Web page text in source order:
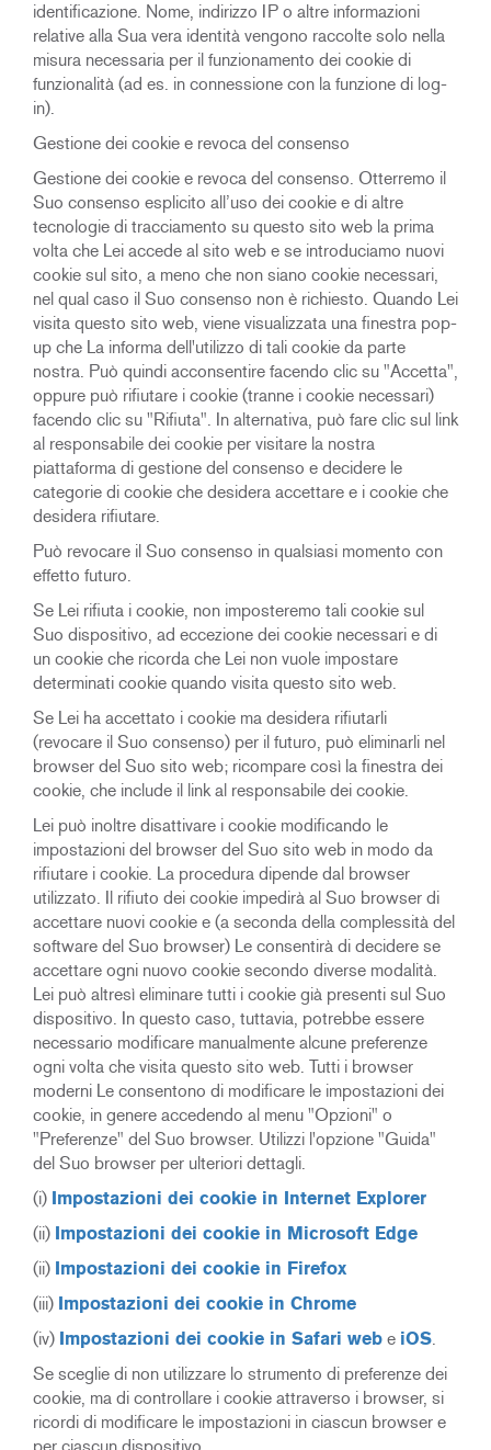
identificazione. Nome, indirizzo IP o altre informazioni
relative alla Sua vera identità vengono raccolte solo nella
misura necessaria per il funzionamento dei cookie di
funzionalità (ad es. in connessione con la funzione di log-
in).
Gestione dei cookie e revoca del consenso
Gestione dei cookie e revoca del consenso. Otterremo il
Suo consenso esplicito all’uso dei cookie e di altre
tecnologie di tracciamento su questo sito web la prima
volta che Lei accede al sito web e se introduciamo nuovi
cookie sul sito, a meno che non siano cookie necessari,
nel qual caso il Suo consenso non è richiesto. Quando Lei
visita questo sito web, viene visualizzata una finestra pop-
up che La informa dell'utilizzo di tali cookie da parte
nostra. Può quindi acconsentire facendo clic su "Accetta",
oppure può rifiutare i cookie (tranne i cookie necessari)
facendo clic su "Rifiuta". In alternativa, può fare clic sul link
al responsabile dei cookie per visitare la nostra
piattaforma di gestione del consenso e decidere le
categorie di cookie che desidera accettare e i cookie che
desidera rifiutare.
Può revocare il Suo consenso in qualsiasi momento con
effetto futuro.
Se Lei rifiuta i cookie, non imposteremo tali cookie sul
Suo dispositivo, ad eccezione dei cookie necessari e di
un cookie che ricorda che Lei non vuole impostare
determinati cookie quando visita questo sito web.
Se Lei ha accettato i cookie ma desidera rifiutarli
(revocare il Suo consenso) per il futuro, può eliminarli nel
browser del Suo sito web; ricompare così la finestra dei
cookie, che include il link al responsabile dei cookie.
Lei può inoltre disattivare i cookie modificando le
impostazioni del browser del Suo sito web in modo da
rifiutare i cookie. La procedura dipende dal browser
utilizzato. Il rifiuto dei cookie impedirà al Suo browser di
accettare nuovi cookie e (a seconda della complessità del
software del Suo browser) Le consentirà di decidere se
accettare ogni nuovo cookie secondo diverse modalità.
Lei può altresì eliminare tutti i cookie già presenti sul Suo
dispositivo. In questo caso, tuttavia, potrebbe essere
necessario modificare manualmente alcune preferenze
ogni volta che visita questo sito web. Tutti i browser
moderni Le consentono di modificare le impostazioni dei
cookie, in genere accedendo al menu "Opzioni" o
"Preferenze" del Suo browser. Utilizzi l'opzione "Guida"
del Suo browser per ulteriori dettagli.
(i) Impostazioni dei cookie in Internet Explorer
(ii) Impostazioni dei cookie in Microsoft Edge
(ii) Impostazioni dei cookie in Firefox
(iii) Impostazioni dei cookie in Chrome
(iv) Impostazioni dei cookie in Safari web e iOS.
Se sceglie di non utilizzare lo strumento di preferenze dei
cookie, ma di controllare i cookie attraverso i browser, si
ricordi di modificare le impostazioni in ciascun browser e